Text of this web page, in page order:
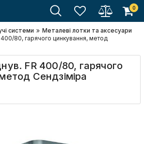
0
системи
Металеві лотки та аксесуари
80, гарячого цинкування, метод
FR 400/80, гарячого
Сендзіміра